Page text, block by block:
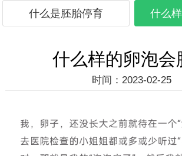
什么是胚胎停育 什么
什么样的卵泡会
时间：2023-02-25